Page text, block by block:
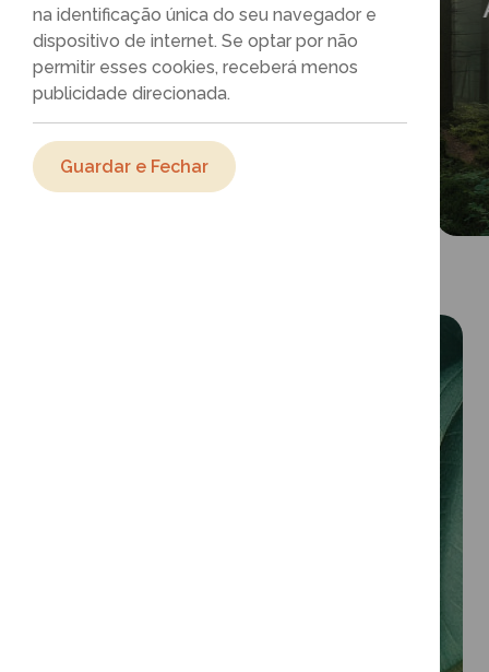
Raízes do Amanhã
Todo o dia
na identificação única do seu navegador e
dispositivo de internet. Se optar por não
permitir esses cookies, receberá menos
publicidade direcionada.
Guardar e Fechar